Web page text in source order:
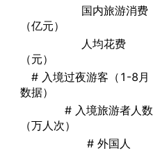
国内旅游消费
（亿元）
人均花费
（元）
# 入境过夜游客（1-8月
数据）
# 入境旅游者人数
（万人次）
# 外国人